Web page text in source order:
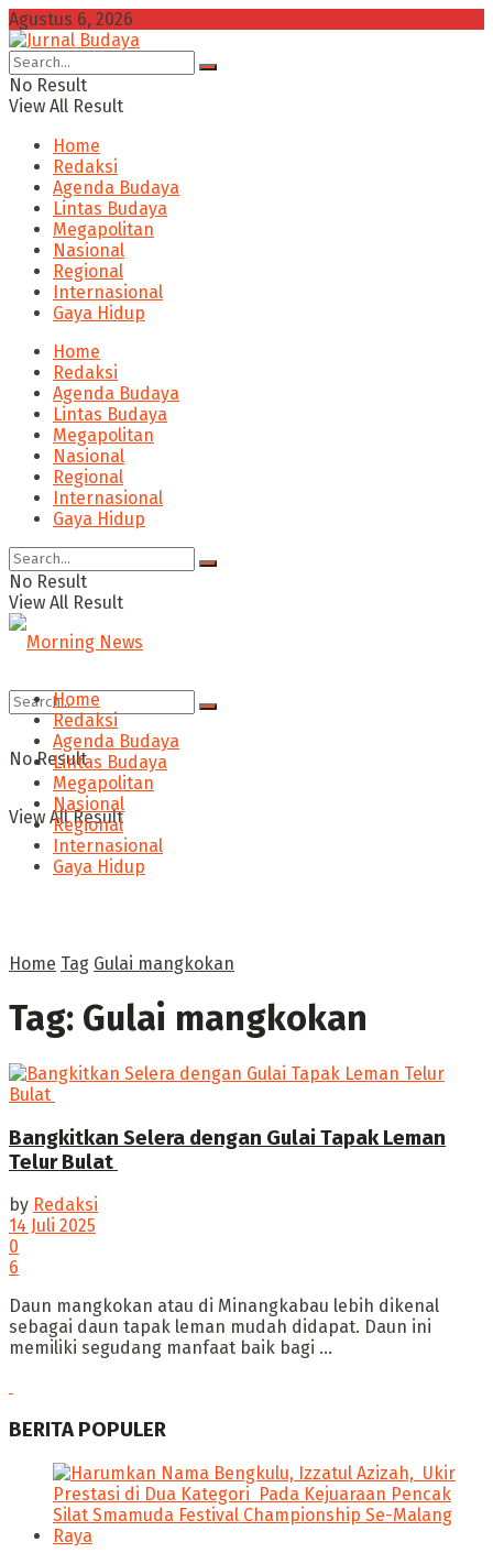
Agustus 6, 2026
No Result
View All Result
Home
Redaksi
Agenda Budaya
Lintas Budaya
Megapolitan
Nasional
Regional
Internasional
Gaya Hidup
Home
Redaksi
Agenda Budaya
Lintas Budaya
Megapolitan
Nasional
Regional
Internasional
Gaya Hidup
No Result
View All Result
No Result
View All Result
Home
Redaksi
Agenda Budaya
Lintas Budaya
Megapolitan
Nasional
Regional
Internasional
Gaya Hidup
Home Tag Gulai mangkokan
Tag: Gulai mangkokan
Bangkitkan Selera dengan Gulai Tapak Leman
Telur Bulat
by Redaksi
14 Juli 2025
0
6
‎Daun mangkokan atau di Minangkabau lebih dikenal
sebagai daun tapak leman mudah didapat. Daun ini
memiliki segudang manfaat baik bagi ...
BERITA POPULER